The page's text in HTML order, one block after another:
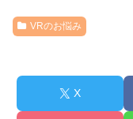
VRのお悩み
X